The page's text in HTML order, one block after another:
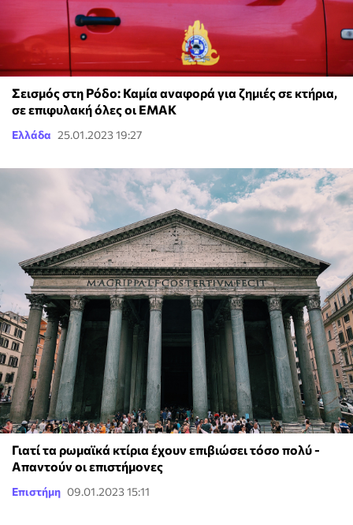
Σεισμός στη Ρόδο: Καμία αναφορά για ζημιές σε κτήρια,
σε επιφυλακή όλες οι ΕΜΑΚ
Ελλάδα 25.01.2023 19:27
Γιατί τα ρωμαϊκά κτίρια έχουν επιβιώσει τόσο πολύ -
Απαντούν οι επιστήμονες
Επιστήμη 09.01.2023 15:11